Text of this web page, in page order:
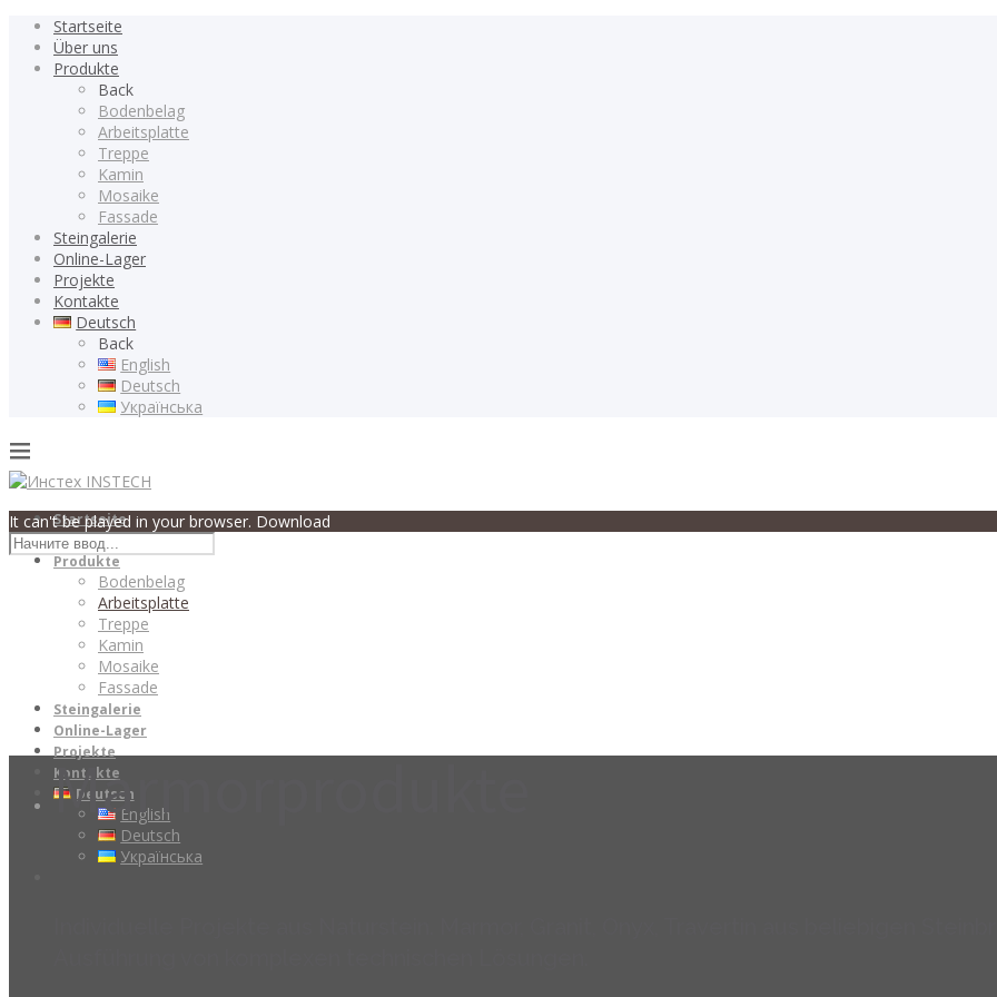
Startseite
Über uns
Produkte
Back
Bodenbelag
Arbeitsplatte
Treppe
Kamin
Mosaike
Fassade
Steingalerie
Online-Lager
Projekte
Kontakte
Deutsch
Back
English
Deutsch
Українська
INSTECH
Startseite
Über uns
Produkte
Bodenbelag
Arbeitsplatte
Treppe
Kamin
Mosaike
Fassade
Steingalerie
Online-Lager
Projekte
Kontakte
Deutsch
English
Deutsch
Українська
It can't be played in your browser. Download
Marmorprodukte